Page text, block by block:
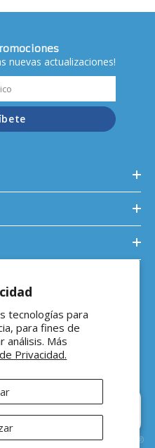
tecnologías para
para fines de
análisis. Más
Privacidad.
nuevas actualizaciones!
reservados |Vitamina Online®
👋 ¿En qué podemos